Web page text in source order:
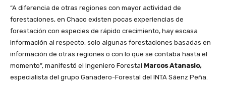
“A diferencia de otras regiones con mayor actividad de
forestaciones, en Chaco existen pocas experiencias de
forestación con especies de rápido crecimiento, hay escasa
información al respecto, solo algunas forestaciones basadas en
información de otras regiones o con lo que se contaba hasta el
momento”, manifestó el Ingeniero Forestal Marcos Atanasio,
especialista del grupo Ganadero-Forestal del INTA Sáenz Peña.